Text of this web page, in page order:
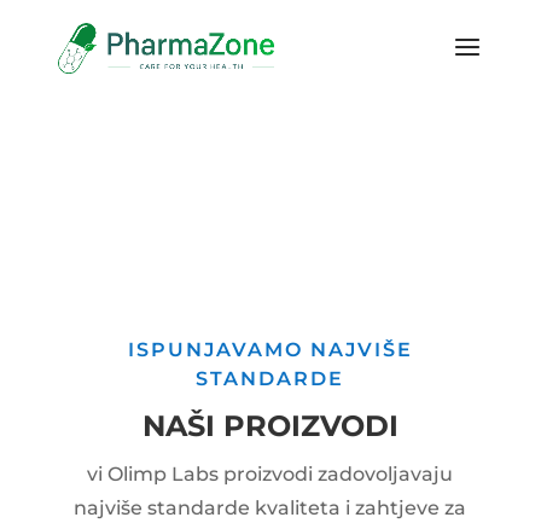
ISPUNJAVAMO NAJVIŠE
STANDARDE
NAŠI PROIZVODI
vi Olimp Labs proizvodi zadovoljavaju
najviše standarde kvaliteta i zahtjeve za